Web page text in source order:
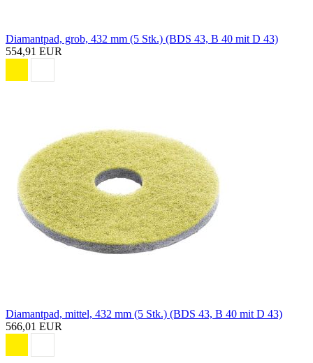
Diamantpad, grob, 432 mm (5 Stk.) (BDS 43, B 40 mit D 43)
554,91 EUR
Diamantpad, mittel, 432 mm (5 Stk.) (BDS 43, B 40 mit D 43)
566,01 EUR